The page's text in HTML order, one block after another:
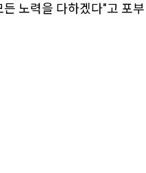
노력을 다하겠다"고 포부